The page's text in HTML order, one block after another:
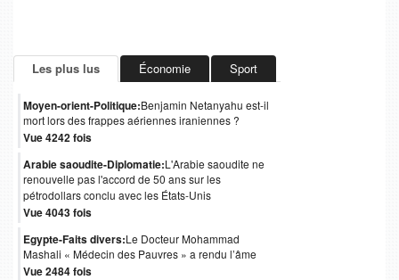
Les plus lus Économie Sport
Moyen-orient-Politique:Benjamin Netanyahu est-il
mort lors des frappes aériennes iraniennes ?
Vue 4242 fois
Arabie saoudite-Diplomatie:L'Arabie saoudite ne
renouvelle pas l'accord de 50 ans sur les
pétrodollars conclu avec les États-Unis
Vue 4043 fois
Egypte-Faits divers:Le Docteur Mohammad
Mashali « Médecin des Pauvres » a rendu l’âme
Vue 2484 fois